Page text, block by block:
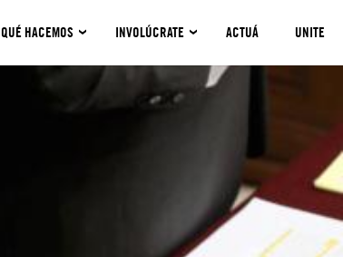
QUÉ HACEMOS INVOLÚCRATE ACTUÁ UNITE